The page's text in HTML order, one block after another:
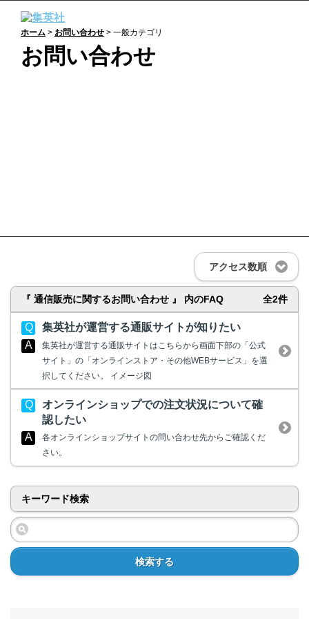
ホーム > お問い合わせ > 一般カテゴリ
お問い合わせ
アクセス数順
『 通信販売に関するお問い合わせ 』 内のFAQ 全2件
集英社が運営する通販サイトが知りたい
集英社が運営する通販サイトはこちらから画面下部の「公式
サイト」の「オンラインストア・その他WEBサービス」を選
択してください。 イメージ図
オンラインショップでの注文状況について確
認したい
各オンラインショップサイトの問い合わせ先からご確認くだ
さい。
キーワード検索
検索する